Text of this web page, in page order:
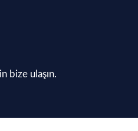
bize ulaşın.